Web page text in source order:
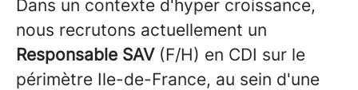
Dans un contexte d'hyper croissance,
nous recrutons actuellement un
Responsable SAV (F/H) en CDI sur le
périmètre Ile-de-France, au sein d'une